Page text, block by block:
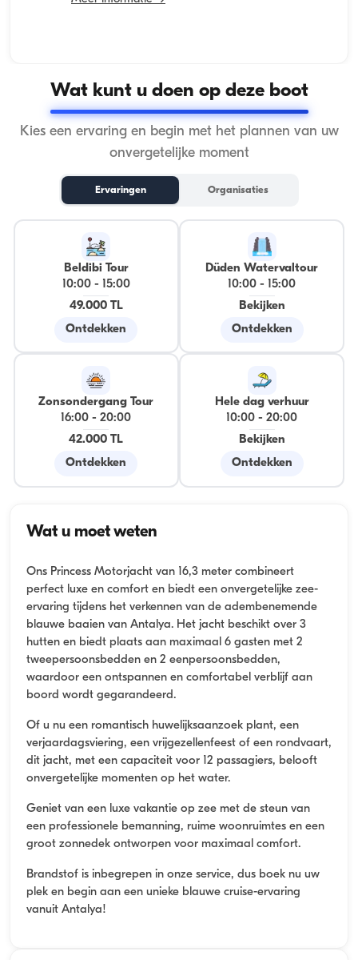
Wat kunt u doen op deze boot
Kies een ervaring en begin met het plannen van uw
onvergetelijke moment
Ervaringen Organisaties
Beldibi Tour
10:00-
15:00
49.000 TL
Ontdekken
Düden Watervaltour
10:00 -
15:00
Bekijken
Ontdekken
Zonsondergang Tour
16:00 -20:00
42.000 TL
Ontdekken
Hele dag verhuur
10:00 -20:00
Bekijken
Ontdekken
Wat u moet weten
Ons Princess Motorjacht van 16,3 meter combineert
perfect luxe en comfort en biedt een onvergetelijke zee-
ervaring tijdens het verkennen van de adembenemende
blauwe baaien van Antalya. Het jacht beschikt over 3
hutten en biedt plaats aan maximaal 6 gasten met 2
tweepersoonsbedden en 2 eenpersoonsbedden,
waardoor een ontspannen en comfortabel verblijf aan
boord wordt gegarandeerd.
Of u nu een romantisch huwelijksaanzoek plant, een
verjaardagsviering, een vrijgezellenfeest of een rondvaart,
dit jacht, met een capaciteit voor 12 passagiers, belooft
onvergetelijke momenten op het water.
Geniet van een luxe vakantie op zee met de steun van
een professionele bemanning, ruime woonruimtes en een
groot zonnedek ontworpen voor maximaal comfort.
Brandstof is inbegrepen in onze service, dus boek nu uw
plek en begin aan een unieke blauwe cruise-ervaring
vanuit Antalya!